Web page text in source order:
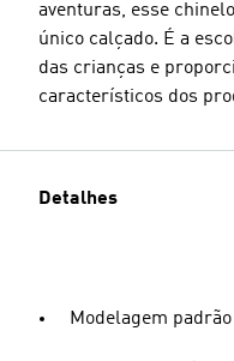
aventuras, esse
único calçado. É a
das crianças e
característicos dos
Detalhes
Modelagem padrão